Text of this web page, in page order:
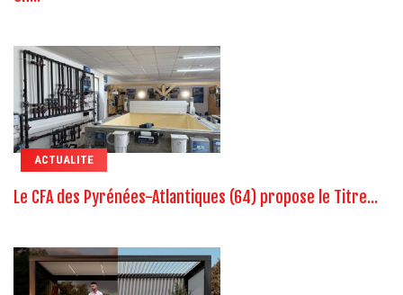
ACTUALITE
Le CFA des Pyrénées-Atlantiques (64) propose le Titre...